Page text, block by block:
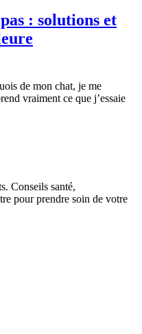
: solutions et
de mon chat, je me
vraiment ce que j’essaie
Conseils santé,
pour prendre soin de votre